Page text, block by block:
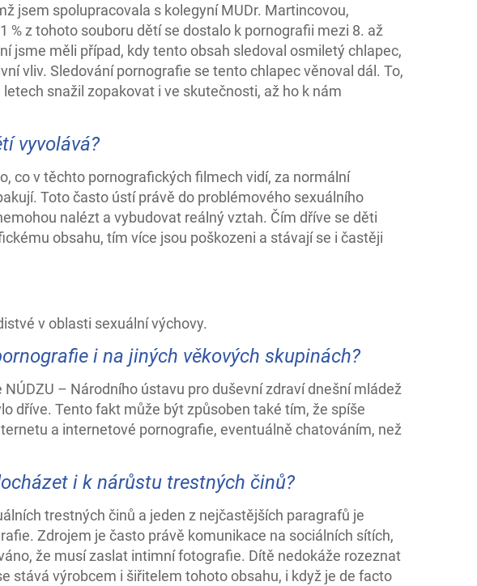
jsem spolupracovala s kolegyní MUDr. Martincovou,
% z tohoto souboru dětí se dostalo k pornografii mezi 8. až
jsme měli případ, kdy tento obsah sledoval osmiletý chlapec,
vliv. Sledování pornografie se tento chlapec věnoval dál. To,
snažil zopakovat i ve skutečnosti, až ho k nám
vyvolává?
co v těchto pornografických filmech vidí, za normální
Toto často ústí právě do problémového sexuálního
nalézt a vybudovat reálný vztah. Čím dříve se děti
obsahu, tím více jsou poškozeni a stávají se i častěji
v oblasti sexuální výchovy.
i na jiných věkových skupinách?
– Národního ústavu pro duševní zdraví dnešní mládež
dříve. Tento fakt může být způsoben také tím, že spíše
a internetové pornografie, eventuálně chatováním, než
i k nárůstu trestných činů?
trestných činů a jeden z nejčastějších paragrafů je
Zdrojem je často právě komunikace na sociálních sítích,
že musí zaslat intimní fotografie. Dítě nedokáže rozeznat
stává výrobcem i šiřitelem tohoto obsahu, i když je de facto